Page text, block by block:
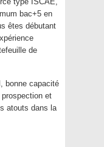
bac+5 en
êtes débutant
de
bonne capacité
et
atouts dans la